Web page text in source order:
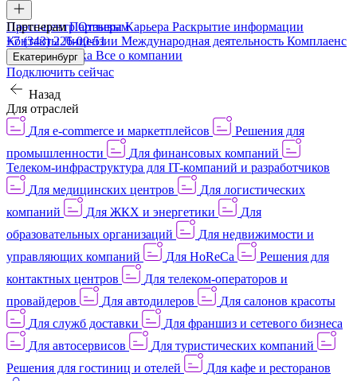
Пресс-центрОтзывыКарьера Раскрытие информации
КонтактыЛицензии Международная деятельность Комплаенс
и деловая этика Все о компании
ПартнерамПартнерам
+7 (343) 226-00-51
Екатеринбург
Подключить сейчас
Назад
Для отраслей
Для e-commerce и маркетплейсов
Решения для
промышленности
Для финансовых компаний
Телеком-инфраструктура для IT-компаний и разработчиков
Для медицинских центров
Для логистических
компаний
Для ЖКХ и энергетики
Для
образовательных организаций
Для недвижимости и
управляющих компаний
Для HoReCa
Решения для
контактных центров
Для телеком-операторов и
провайдеров
Для автодилеров
Для салонов красоты
Для служб доставки
Для франшиз и сетевого бизнеса
Для автосервисов
Для туристических компаний
Решения для гостиниц и отелей
Для кафе и ресторанов